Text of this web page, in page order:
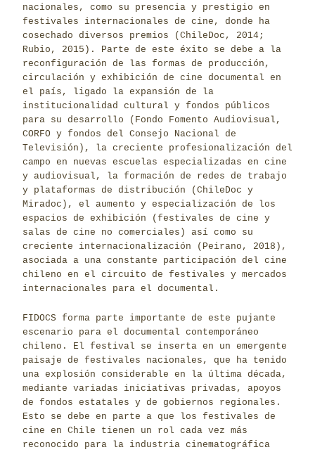
nacionales, como su presencia y prestigio en
festivales internacionales de cine, donde ha
cosechado diversos premios (ChileDoc, 2014;
Rubio, 2015). Parte de este éxito se debe a la
reconfiguración de las formas de producción,
circulación y exhibición de cine documental en
el país, ligado la expansión de la
institucionalidad cultural y fondos públicos
para su desarrollo (Fondo Fomento Audiovisual,
CORFO y fondos del Consejo Nacional de
Televisión), la creciente profesionalización del
campo en nuevas escuelas especializadas en cine
y audiovisual, la formación de redes de trabajo
y plataformas de distribución (ChileDoc y
Miradoc), el aumento y especialización de los
espacios de exhibición (festivales de cine y
salas de cine no comerciales) así como su
creciente internacionalización (Peirano, 2018),
asociada a una constante participación del cine
chileno en el circuito de festivales y mercados
internacionales para el documental.
FIDOCS forma parte importante de este pujante
escenario para el documental contemporáneo
chileno. El festival se inserta en un emergente
paisaje de festivales nacionales, que ha tenido
una explosión considerable en la última década,
mediante variadas iniciativas privadas, apoyos
de fondos estatales y de gobiernos regionales.
Esto se debe en parte a que los festivales de
cine en Chile tienen un rol cada vez más
reconocido para la industria cinematográfica